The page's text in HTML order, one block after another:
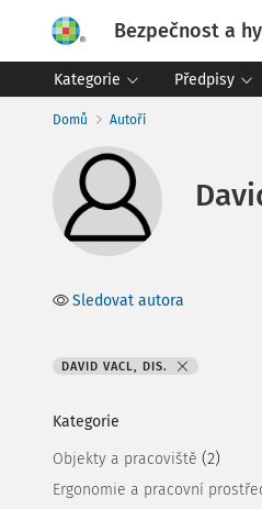
Bezpečnost a
Kategorie Předpisy
Domů Autoři
Sledovat autora
DAVID VACL, DIS.
Kategorie
Objekty a pracoviště (2)
Ergonomie a pracovní